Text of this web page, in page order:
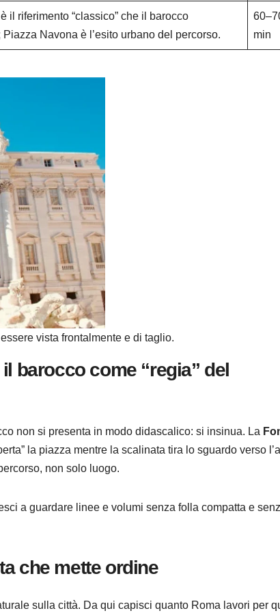
è il riferimento “classico” che il barocco
Piazza Navona è l’esito urbano del percorso.
min
vista frontalmente e di taglio.
barocco come “regia” del
non si presenta in modo didascalico: si insinua. La
la piazza mentre la scalinata tira lo sguardo verso
non solo luogo.
a guardare linee e volumi senza folla compatta e
che mette ordine
sulla città. Da qui capisci quanto Roma lavori per